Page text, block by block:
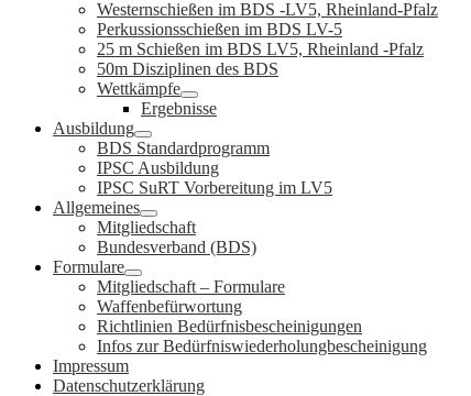
Westernschießen im BDS -LV5, Rheinland-Pfalz
Perkussionsschießen im BDS LV-5
25 m Schießen im BDS LV5, Rheinland -Pfalz
50m Disziplinen des BDS
Wettkämpfe
Ergebnisse
Ausbildung
BDS Standardprogramm
IPSC Ausbildung
IPSC SuRT Vorbereitung im LV5
Allgemeines
Mitgliedschaft
Bundesverband (BDS)
Formulare
Mitgliedschaft – Formulare
Waffenbefürwortung
Richtlinien Bedürfnisbescheinigungen
Infos zur Bedürfniswiederholungbescheinigung
Impressum
Datenschutzerklärung